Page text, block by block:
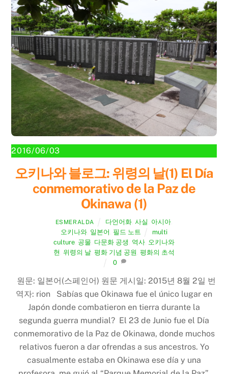
2016/06/03
오키나와 블로그: 위령의 날(1) El Día
conmemorativo de la Paz de
Okinawa (1)
ESMERALDA 다언어화 ,사실 아시아
오키나와, 일본어 필드 노트
multi
culture 공물 다문화 공생 역사 오키나와
현 위령의 날 평화 기념 공원 평화의 초석
0
원문: 일본어(스페인어) 원문 게시일: 2015년 8월 2일 번
역자: rion Sabías que Okinawa fue el único lugar en
Japón donde combatieron en tierra durante la
segunda guerra mundial? El 23 de Junio fue el Día
conmemorativo de la Paz de Okinawa, donde muchos
relativos fueron a dar ofrendas a sus ancestros. Yo
casualmente estaba en Okinawa ese día y una